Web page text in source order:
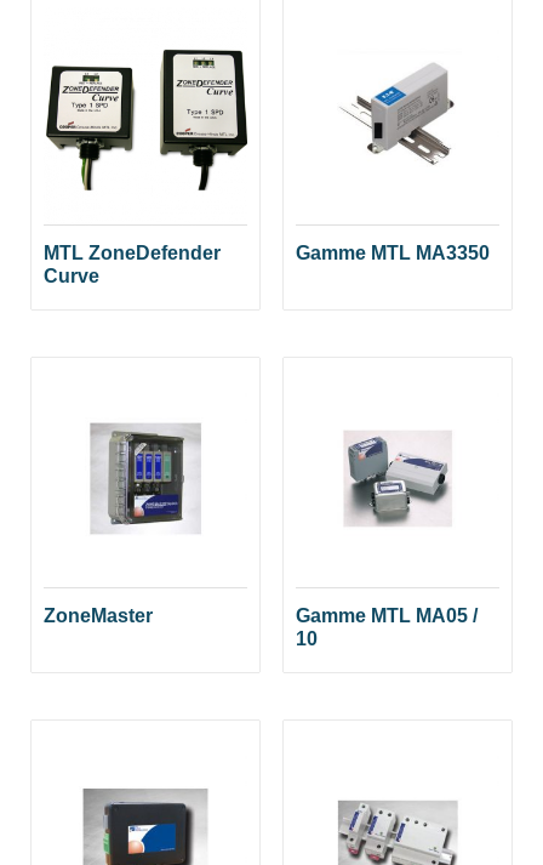
MTL ZoneDefender
Curve
Gamme MTL MA3350
ZoneMaster
Gamme MTL MA05 /
10